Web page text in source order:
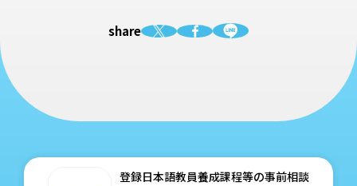
share
登録日本語教員養成課程等の事前相談